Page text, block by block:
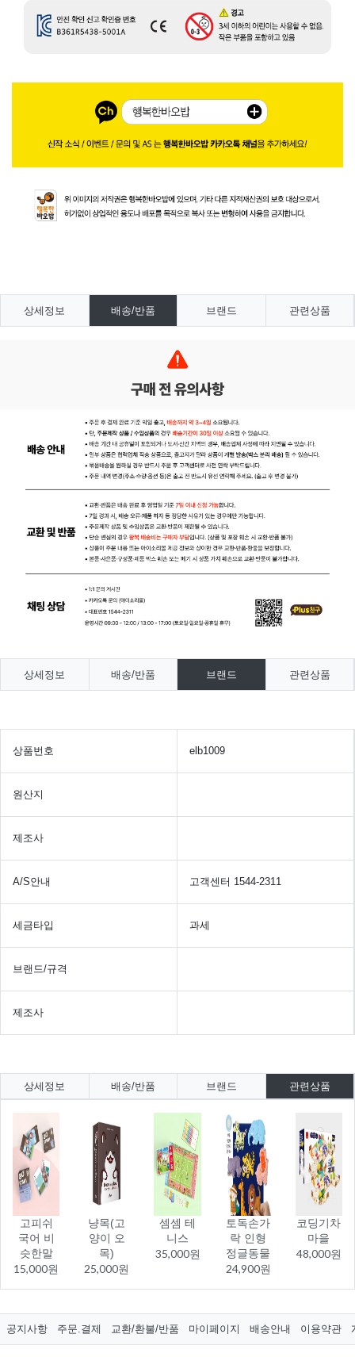
상세정보 배송/반품 브랜드 관련상품
상세정보 배송/반품 브랜드 관련상품
상품번호 elb1009
원산지
제조사
A/S안내 고객센터 1544-2311
세금타입 과세
브랜드/규격
제조사
상세정보 배송/반품 브랜드 관련상품
고피쉬
국어 비
슷한말
15,000원
냥목(고
양이 오
목)
25,000원
셈셈 테
니스
35,000원
토독손가
락 인형
정글동물
24,900원
코딩기차
마을
48,000원
공지사항 주문.결제 교환/환불/반품 마이페이지 배송안내 이용약관